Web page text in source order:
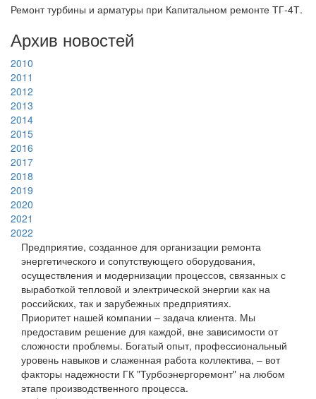
Ремонт турбины и арматуры при Капитальном ремонте ТГ-4Т.
Архив новостей
2010
2011
2012
2013
2014
2015
2016
2017
2018
2019
2020
2021
2022
Предприятие, созданное для организации ремонта
энергетического и сопутствующего оборудования,
осуществления и модернизации процессов, связанных с
выработкой тепловой и электрической энергии как на
российских, так и зарубежных предприятиях.
Приоритет нашей компании – задача клиента. Мы
предоставим решение для каждой, вне зависимости от
сложности проблемы. Богатый опыт, профессиональный
уровень навыков и слаженная работа коллектива, – вот
факторы надежности ГК "Турбоэнергоремонт" на любом
этапе производственного процесса.